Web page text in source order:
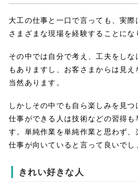
大工の仕事と一口で言っても、実際
さまざまな現場を経験することにな
その中では自分で考え、工夫をし
もありますし、お客さまからは見え
当然あります。
しかしその中でも自ら楽しみを見
仕事ができる人は技術などの習得も
す。単純作業を単純作業と思わず
仕事が向いていると言って良いでし
きれい好きな人